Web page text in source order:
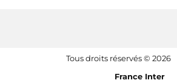
Tous droits réservés © 2026
[RDF] Pied de page - Mobile
France Inter